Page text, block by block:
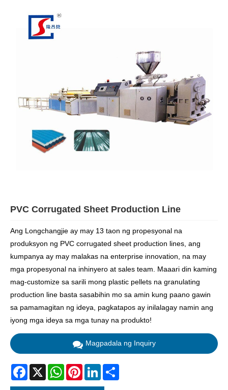
PVC Corrugated Sheet Production Line
Ang Longchangjie ay may 13 taon ng propesyonal na
produksyon ng PVC corrugated sheet production lines, ang
kumpanya ay may malakas na enterprise innovation, na may
mga propesyonal na inhinyero at sales team. Maaari din kaming
mag-customize sa sarili mong plastic pellets na granulating
production line basta sasabihin mo sa amin kung paano gawin
sa pamamagitan ng ideya, pagkatapos ay inilalagay namin ang
iyong mga ideya sa mga tunay na produkto!
Magpadala ng Inquiry
Facebook
X WhatsAppPinterestLinkedIn